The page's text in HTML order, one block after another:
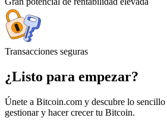
Transacciones seguras
¿Listo para empezar?
Únete a Bitcoin.com y descubre lo sencillo
gestionar y hacer crecer tu Bitcoin.